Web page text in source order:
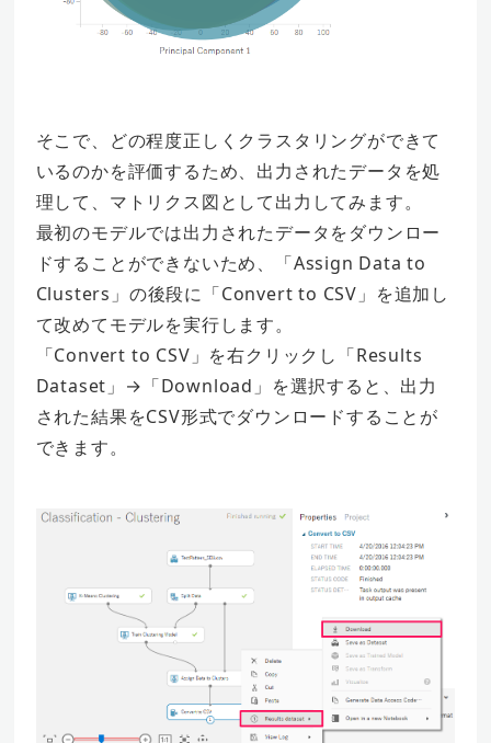
そこで、どの程度正しくクラスタリングができて
いるのかを評価するため、出力されたデータを処
理して、マトリクス図として出力してみます。
最初のモデルでは出力されたデータをダウンロー
ドすることができないため、「Assign Data to
Clusters」の後段に「Convert to CSV」を追加し
て改めてモデルを実行します。
「Convert to CSV」を右クリックし「Results
Dataset」→「Download」を選択すると、出力
された結果をCSV形式でダウンロードすることが
できます。